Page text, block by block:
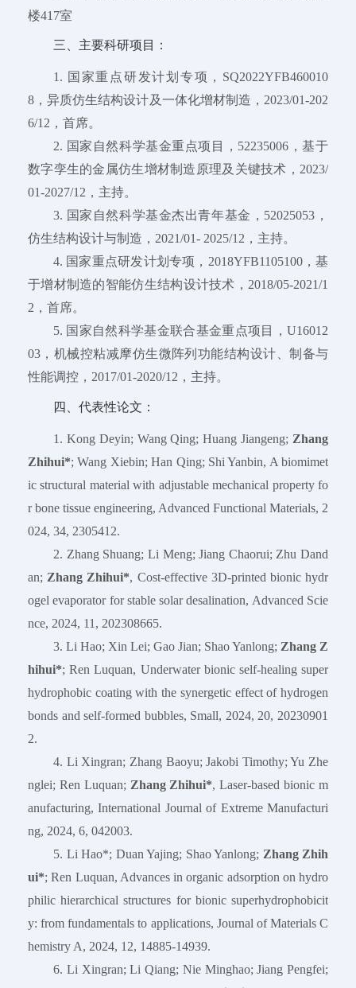
楼417室
三、主要科研项目：
1. 国家重点研发计划专项，SQ2022YFB460010
8，异质仿生结构设计及一体化增材制造，2023/01-202
6/12，首席。
2. 国家自然科学基金重点项目，52235006，基于
数字孪生的金属仿生增材制造原理及关键技术，2023/
01-2027/12，主持。
3. 国家自然科学基金杰出青年基金，52025053，
仿生结构设计与制造，2021/01- 2025/12，主持。
4. 国家重点研发计划专项，2018YFB1105100，基
于增材制造的智能仿生结构设计技术，2018/05-2021/1
2，首席。
5. 国家自然科学基金联合基金重点项目，U16012
03，机械控粘减摩仿生微阵列功能结构设计、制备与
性能调控，2017/01-2020/12，主持。
四、代表性论文：
1. Kong Deyin; Wang Qing; Huang Jiangeng; Zhang
Zhihui*; Wang Xiebin; Han Qing; Shi Yanbin, A biomimet
ic structural material with adjustable mechanical property fo
r bone tissue engineering, Advanced Functional Materials, 2
024, 34, 2305412.
2. Zhang Shuang; Li Meng; Jiang Chaorui; Zhu Dand
an; Zhang Zhihui*, Cost-effective 3D-printed bionic hydr
ogel evaporator for stable solar desalination, Advanced Scie
nce, 2024, 11, 202308665.
3. Li Hao; Xin Lei; Gao Jian; Shao Yanlong; Zhang Z
hihui*; Ren Luquan, Underwater bionic self-healing super
hydrophobic coating with the synergetic effect of hydrogen
bonds and self-formed bubbles, Small, 2024, 20, 20230901
2.
4. Li Xingran; Zhang Baoyu; Jakobi Timothy; Yu Zhe
nglei; Ren Luquan; Zhang Zhihui*, Laser-based bionic m
anufacturing, International Journal of Extreme Manufacturi
ng, 2024, 6, 042003.
5. Li Hao*; Duan Yajing; Shao Yanlong; Zhang Zhih
ui*; Ren Luquan, Advances in organic adsorption on hydro
philic hierarchical structures for bionic superhydrophobicit
y: from fundamentals to applications, Journal of Materials C
hemistry A, 2024, 12, 14885-14939.
6. Li Xingran; Li Qiang; Nie Minghao; Jiang Pengfei;